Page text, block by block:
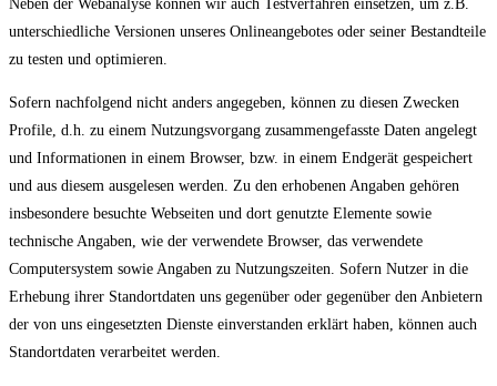
Neben der Webanalyse können wir auch Testverfahren einsetzen, um z.B.
unterschiedliche Versionen unseres Onlineangebotes oder seiner Bestandteile
zu testen und optimieren.
Sofern nachfolgend nicht anders angegeben, können zu diesen Zwecken
Profile, d.h. zu einem Nutzungsvorgang zusammengefasste Daten angelegt
und Informationen in einem Browser, bzw. in einem Endgerät gespeichert
und aus diesem ausgelesen werden. Zu den erhobenen Angaben gehören
insbesondere besuchte Webseiten und dort genutzte Elemente sowie
technische Angaben, wie der verwendete Browser, das verwendete
Computersystem sowie Angaben zu Nutzungszeiten. Sofern Nutzer in die
Erhebung ihrer Standortdaten uns gegenüber oder gegenüber den Anbietern
der von uns eingesetzten Dienste einverstanden erklärt haben, können auch
Standortdaten verarbeitet werden.